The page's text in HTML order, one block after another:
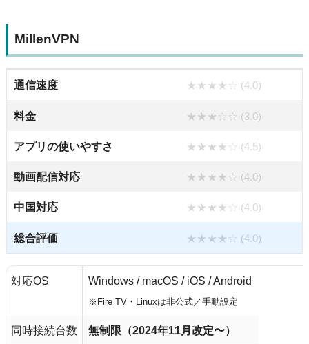
MillenVPN
通信速度 ★★★★☆ (4.0)
料金 ★★★☆☆ (3.0)
アプリの使いやすさ ★★★★☆ (4.5)
動画配信対応 ★★★★☆ (4.0)
中国対応 ★★★★☆ (4.0)
総合評価 ★★★★☆ (4.0)
対応OS Windows / macOS / iOS / Android
※Fire TV・Linuxは非公式／手動設定
同時接続台数 無制限（2024年11月改定〜）